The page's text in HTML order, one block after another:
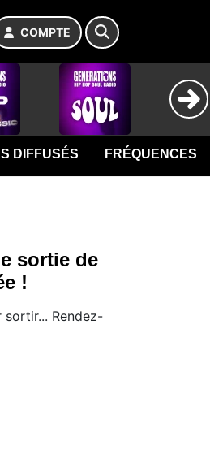
COMPTE
DIFFUSÉS FRÉQUENCES
sortie de
!
Rendez-